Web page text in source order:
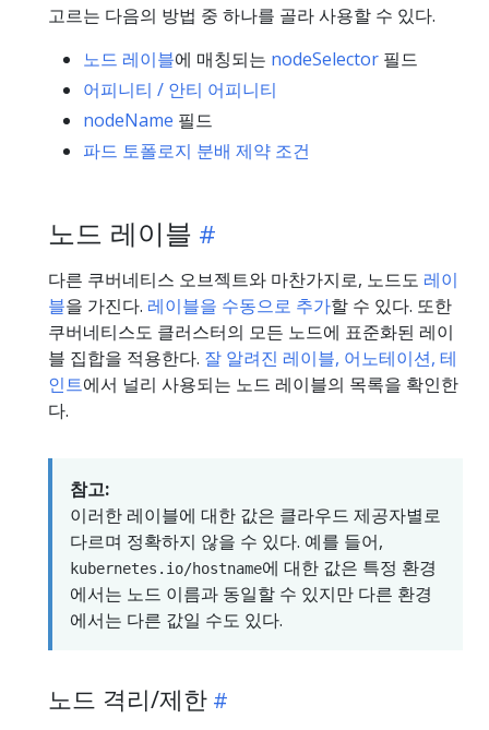
고르는 다음의 방법 중 하나를 골라 사용할 수 있다.
노드 레이블에 매칭되는 nodeSelector 필드
어피니티 / 안티 어피니티
nodeName 필드
파드 토폴로지 분배 제약 조건
노드 레이블
다른 쿠버네티스 오브젝트와 마찬가지로, 노드도 레이
블을 가진다. 레이블을 수동으로 추가할 수 있다. 또한
쿠버네티스도 클러스터의 모든 노드에 표준화된 레이
블 집합을 적용한다. 잘 알려진 레이블, 어노테이션, 테
인트에서 널리 사용되는 노드 레이블의 목록을 확인한
다.
참고:
이러한 레이블에 대한 값은 클라우드 제공자별로
다르며 정확하지 않을 수 있다. 예를 들어,
kubernetes.io/hostname에 대한 값은 특정 환경
에서는 노드 이름과 동일할 수 있지만 다른 환경
에서는 다른 값일 수도 있다.
노드 격리/제한